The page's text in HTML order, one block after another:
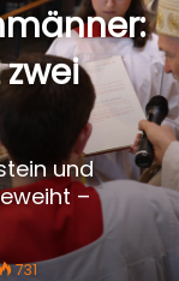
und
–
731